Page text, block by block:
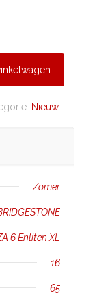
Nieuw
Zomer
6 Enliten XL
16
65